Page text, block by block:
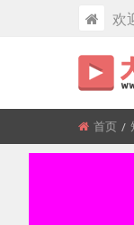
欢
首页